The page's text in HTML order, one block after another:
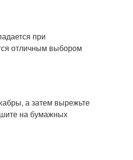
при
отличным выбором
а затем вырежьте
на бумажных